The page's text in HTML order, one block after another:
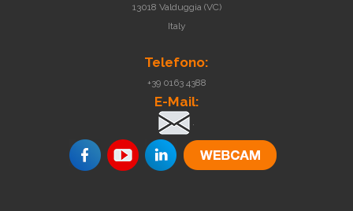
13018 Valduggia (VC)
Italy
Telefono:
+39 0163 4388
E-Mail:
.